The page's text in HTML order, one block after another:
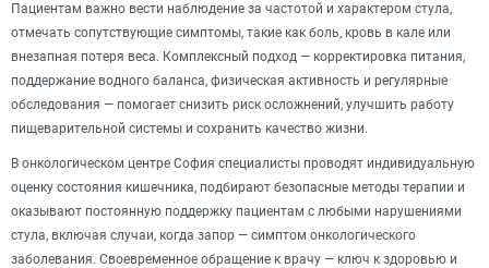
Пациентам важно вести наблюдение за частотой и характером стула,
отмечать сопутствующие симптомы, такие как боль, кровь в кале или
внезапная потеря веса. Комплексный подход — корректировка питания,
поддержание водного баланса, физическая активность и регулярные
обследования — помогает снизить риск осложнений, улучшить работу
пищеварительной системы и сохранить качество жизни.
В онкологическом центре София специалисты проводят индивидуальную
оценку состояния кишечника, подбирают безопасные методы терапии и
оказывают постоянную поддержку пациентам с любыми нарушениями
стула, включая случаи, когда запор — симптом онкологического
заболевания. Своевременное обращение к врачу — ключ к здоровью и